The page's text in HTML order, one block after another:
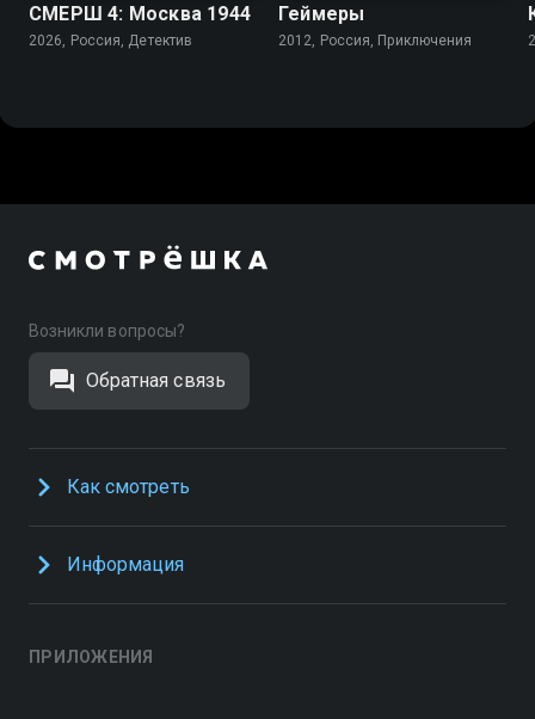
СМЕРШ 4: Москва 1944
2026, Россия, Детектив
Геймеры
2012, Россия, Приключения
Возникли вопросы?
Обратная связь
Как смотреть
Информация
ПРИЛОЖЕНИЯ